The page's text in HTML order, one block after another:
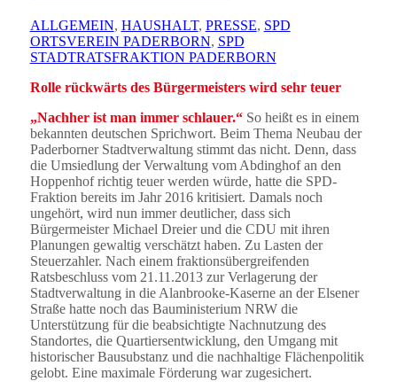
ALLGEMEIN, HAUSHALT, PRESSE, SPD
ORTSVEREIN PADERBORN, SPD
STADTRATSFRAKTION PADERBORN
Rolle rückwärts des Bürgermeisters wird sehr teuer
„Nachher ist man immer schlauer.“So heißt es in einem
bekannten deutschen Sprichwort. Beim Thema Neubau der
Paderborner Stadtverwaltung stimmt das nicht. Denn, dass
die Umsiedlung der Verwaltung vom Abdinghof an den
Hoppenhof richtig teuer werden würde, hatte die SPD-
Fraktion bereits im Jahr 2016 kritisiert. Damals noch
ungehört, wird nun immer deutlicher, dass sich
Bürgermeister Michael Dreier und die CDU mit ihren
Planungen gewaltig verschätzt haben. Zu Lasten der
Steuerzahler. Nach einem fraktionsübergreifenden
Ratsbeschluss vom 21.11.2013 zur Verlagerung der
Stadtverwaltung in die Alanbrooke-Kaserne an der Elsener
Straße hatte noch das Bauministerium NRW die
Unterstützung für die beabsichtigte Nachnutzung des
Standortes, die Quartiersentwicklung, den Umgang mit
historischer Bausubstanz und die nachhaltige Flächenpolitik
gelobt. Eine maximale Förderung war zugesichert.